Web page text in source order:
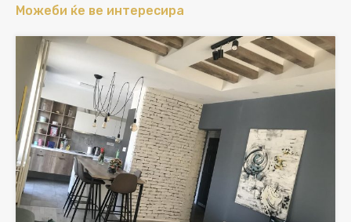
Можеби ќе ве интересира